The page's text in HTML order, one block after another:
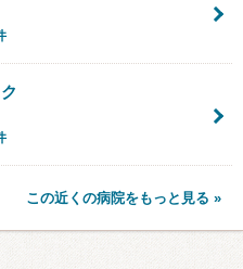
この近くの病院をもっと見る »